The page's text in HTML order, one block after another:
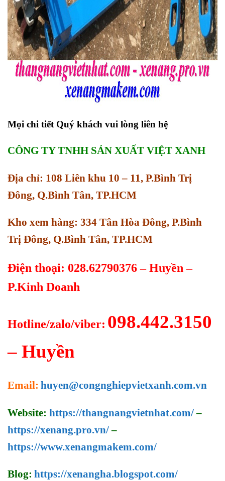
Mọi chi tiết Quý khách vui lòng liên hệ
CÔNG TY TNHH SẢN XUẤT VIỆT XANH
Địa chỉ: 108 Liên khu 10 – 11, P.Bình Trị
Đông, Q.Bình Tân, TP.HCM
Kho xem hàng: 334 Tân Hòa Đông, P.Bình
Trị Đông, Q.Bình Tân, TP.HCM
Điện thoại: 028.62790376 – Huyền –
P.Kinh Doanh
Hotline/zalo/viber: 098.442.3150
– Huyền
Email: huyen@congnghiepvietxanh.com.vn
Website: https://thangnangvietnhat.com/–
https://xenang.pro.vn/–
https://www.xenangmakem.com/
Blog: https://xenangha.blogspot.com/